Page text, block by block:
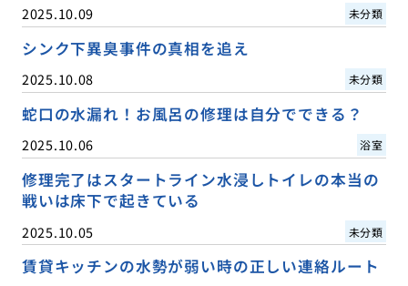
2025.10.09 未分類
シンク下異臭事件の真相を追え
2025.10.08 未分類
蛇口の水漏れ！お風呂の修理は自分でできる？
2025.10.06 浴室
修理完了はスタートライン水浸しトイレの本当の
戦いは床下で起きている
2025.10.05 未分類
賃貸キッチンの水勢が弱い時の正しい連絡ルート